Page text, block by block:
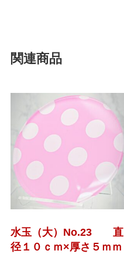
関連商品
水玉（大）No.23 直
径１０ｃｍ×厚さ５ｍｍ